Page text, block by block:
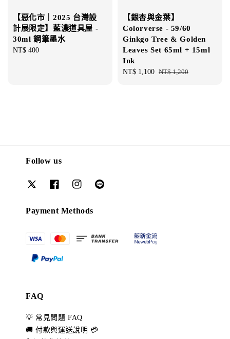
【惡化市｜2025 台灣設
計展限定】藍濃道具屋 -
30ml 鋼筆墨水
Regular
NT$ 400
【銀杏與金葉】
Colorverse - 59/60
Ginkgo Tree & Golden
Leaves Set 65ml + 15ml
Ink
Sale
NT$ 1,100 Regular
NT$ 1,200
Follow us
Payment Methods
FAQ
💡 常見問題 FAQ
🚚 付款與運送說明 💳